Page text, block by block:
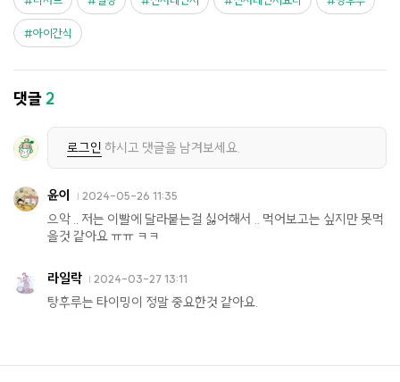
아이간식
댓글2
로그인 하시고 댓글을 남겨보세요.
윤이 2024-05-26 11:35
으악 .. 저는 이빨에 달라붙는걸 싫어해서 .. 먹어보고는 싶지만 못먹
을것 같아요 ㅠㅠ ㅋㅋ
라일락 2024-03-27 13:11
탕후루는 타이밍이 정말 중요한것 같아요.